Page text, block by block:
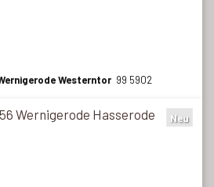
Westerntor 99 5902
Neu